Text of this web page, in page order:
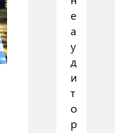
е
а
у
д
и
т
о
р